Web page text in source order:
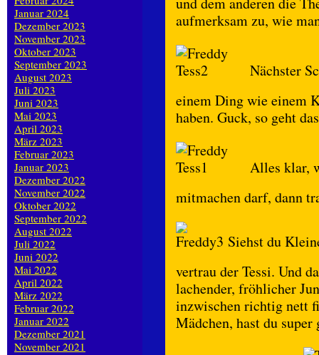
aufmerksam zu, wie
Nächster
einem Ding wie einem
haben. Guck, so geht
Alles klar,
mitmachen darf, dann
Siehst du
vertrau der Tessi. Und
lachender, fröhlicher
inzwischen richtig nett
Mädchen, hast du super
Januar 2024
Dezember 2023
November 2023
Oktober 2023
September 2023
August 2023
Juli 2023
Juni 2023
Mai 2023
April 2023
März 2023
Februar 2023
Januar 2023
Dezember 2022
November 2022
Oktober 2022
September 2022
August 2022
Juli 2022
Juni 2022
Mai 2022
April 2022
März 2022
Februar 2022
Januar 2022
Dezember 2021
November 2021